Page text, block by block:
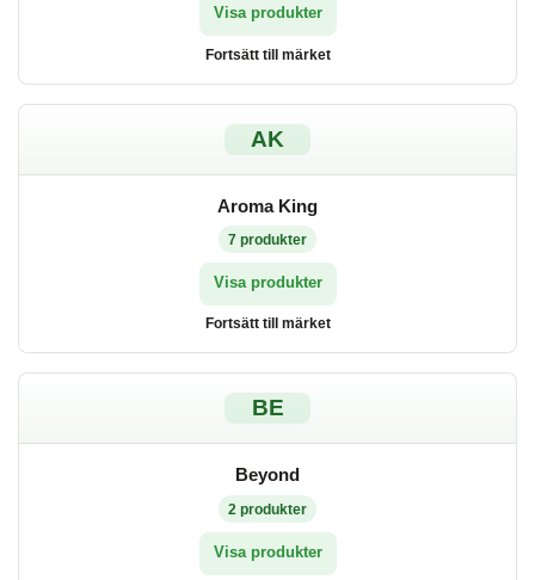
Visa produkter
Fortsätt till märket
AK
Aroma King
7 produkter
Visa produkter
Fortsätt till märket
BE
Beyond
2 produkter
Visa produkter